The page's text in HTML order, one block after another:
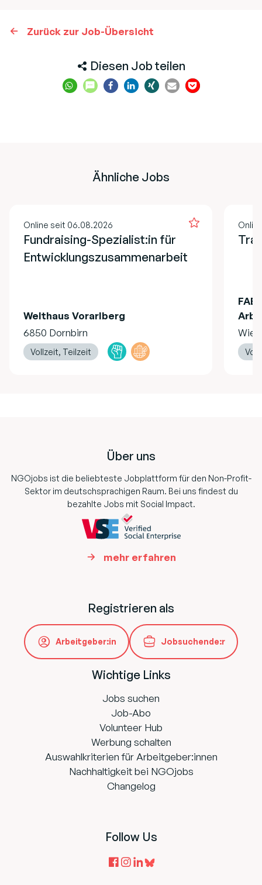
Zurück zur Job-Übersicht
Diesen Job teilen
Ähnliche Jobs
Online seit 06.08.2026
Fundraising-Spezialist:in für
Entwicklungszusammenarbeit
Welthaus Vorarlberg
6850 Dornbirn
Vollzeit, Teilzeit
FAB
Wien
Über uns
NGOjobs ist die beliebteste Jobplattform für den Non-Profit-
Sektor im deutschsprachigen Raum. Bei uns findest du
bezahlte Jobs mit Social Impact.
mehr erfahren
Registrieren als
Arbeitgeber:in Jobsuchende:r
Wichtige Links
Jobs suchen
Job-Abo
Volunteer Hub
Werbung schalten
Auswahlkriterien für Arbeitgeber:innen
Nachhaltigkeit bei NGOjobs
Changelog
Follow Us